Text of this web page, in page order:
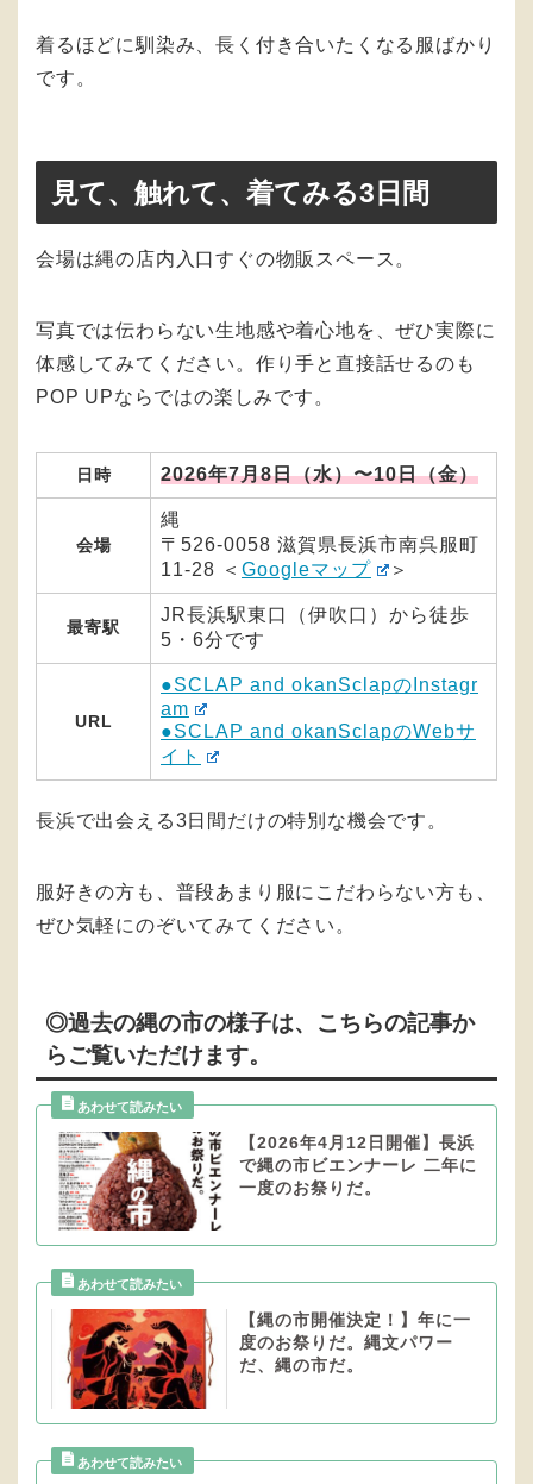
着るほどに馴染み、長く付き合いたくなる服ばかり
です。
見て、触れて、着てみる3日間
会場は縄の店内入口すぐの物販スペース。
写真では伝わらない生地感や着心地を、ぜひ実際に
体感してみてください。作り手と直接話せるのも
POP UPならではの楽しみです。
日時 2026年7月8日（水）〜10日（金）
会場
縄
〒526-0058 滋賀県長浜市南呉服町
11-28 ＜ Googleマップ ＞
最寄駅
JR長浜駅東口（伊吹口）から徒歩
5・6分です
URL
●SCLAP and okanSclapのInstagr
am
●SCLAP and okanSclapのWebサ
イト
長浜で出会える3日間だけの特別な機会です。
服好きの方も、普段あまり服にこだわらない方も、
ぜひ気軽にのぞいてみてください。
◎過去の縄の市の様子は、こちらの記事か
らご覧いただけます。
【2026年4月12日開催】長浜
で縄の市ビエンナーレ 二年に
一度のお祭りだ。
【縄の市開催決定！】年に一
度のお祭りだ。縄文パワー
だ、縄の市だ。